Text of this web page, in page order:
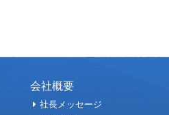
会社概要
社長メッセージ